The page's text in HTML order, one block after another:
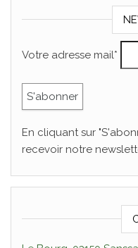
Votre adresse mail*
En cliquant sur
recevoir notre